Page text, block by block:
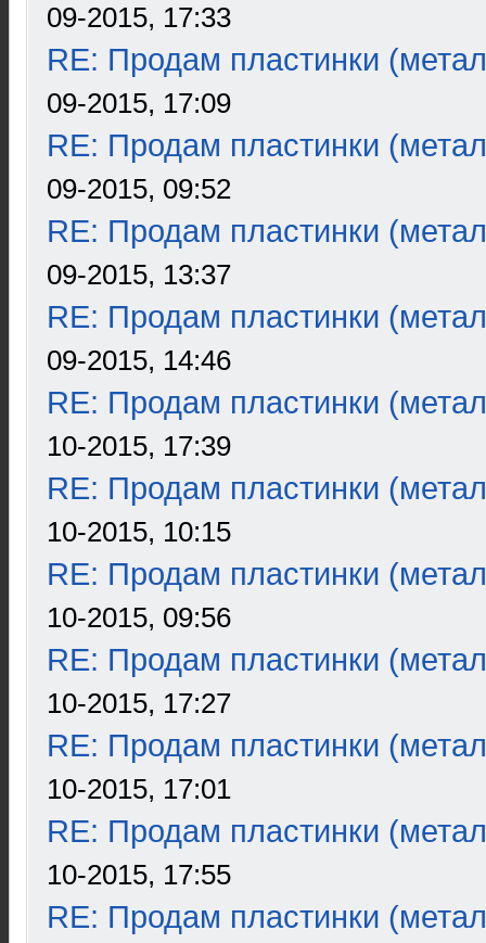
09-2015, 17:33
RE: Продам пластинки
09-2015, 17:09
RE: Продам пластинки
09-2015, 09:52
RE: Продам пластинки
09-2015, 13:37
RE: Продам пластинки
09-2015, 14:46
RE: Продам пластинки
10-2015, 17:39
RE: Продам пластинки
10-2015, 10:15
RE: Продам пластинки
10-2015, 09:56
RE: Продам пластинки
10-2015, 17:27
RE: Продам пластинки
10-2015, 17:01
RE: Продам пластинки
10-2015, 17:55
RE: Продам пластинки